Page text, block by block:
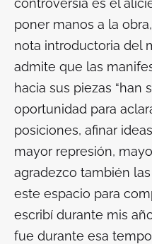
poner manos a la
nota introductoria del
admite que las
hacia sus piezas “han
oportunidad para
posiciones, afinar
mayor represión,
agradezco también
este espacio para
escribí durante mis
fue durante esa